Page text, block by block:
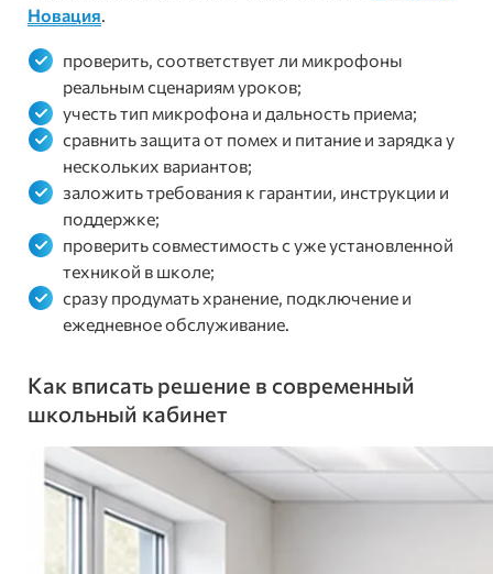
Новация.
проверить, соответствует ли микрофоны
реальным сценариям уроков;
учесть тип микрофона и дальность приема;
сравнить защита от помех и питание и зарядка у
нескольких вариантов;
заложить требования к гарантии, инструкции и
поддержке;
проверить совместимость с уже установленной
техникой в школе;
сразу продумать хранение, подключение и
ежедневное обслуживание.
Как вписать решение в современный
школьный кабинет